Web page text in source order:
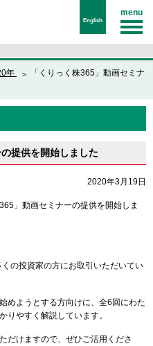
English
年
「くりっく株365」動画セミナ
提供を開始しました
2020年3月19日
」動画セミナーの提供を開始しま
の投資家の方にお取引いただいてい
めようとする方向けに、全6回にわた
りやすく解説しています。
だけますので、ぜひご活用くださ
menu